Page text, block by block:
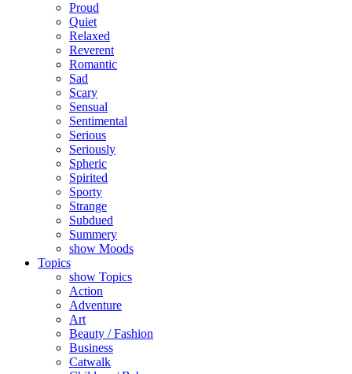
Proud
Quiet
Relaxed
Reverent
Romantic
Sad
Scary
Sensual
Sentimental
Serious
Seriously
Spheric
Spirited
Sporty
Strange
Subdued
Summery
show Moods
Topics
show Topics
Action
Adventure
Art
Beauty / Fashion
Business
Catwalk